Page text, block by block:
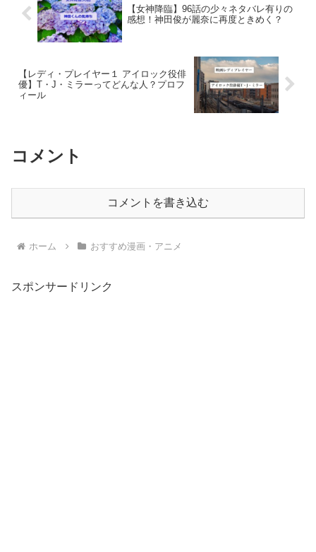
【女神降臨】96話の少々ネタバレ有りの
感想！神田俊が麗奈に再度ときめく？
【レディ・プレイヤー１ アイロック役俳
優】T・J・ミラーってどんな人？プロフ
ィール
コメント
コメントを書き込む
ホーム おすすめ漫画・アニメ
スポンサードリンク